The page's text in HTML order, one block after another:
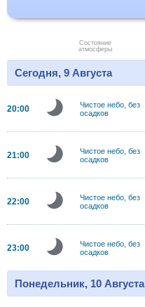
Состояние
атмосферы
Сегодня, 9 Августа
20:00
Чистое небо, без
осадков
21:00
Чистое небо, без
осадков
22:00
Чистое небо, без
осадков
23:00
Чистое небо, без
осадков
Понедельник, 10 Августа